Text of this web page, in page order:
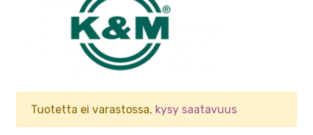
Tuotetta ei varastossa, kysy saatavuus